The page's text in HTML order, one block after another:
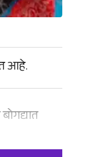
आहे.